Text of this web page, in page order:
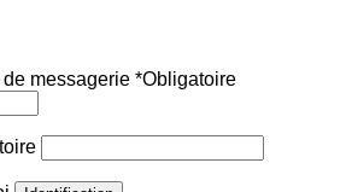
de messagerie *Obligatoire